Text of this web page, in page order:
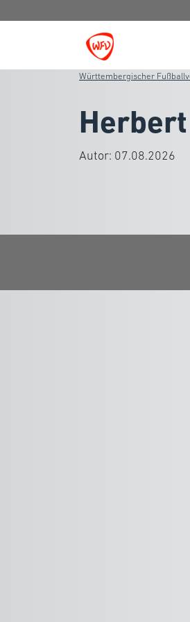
Württembergischer
Autor: 07.08.2026